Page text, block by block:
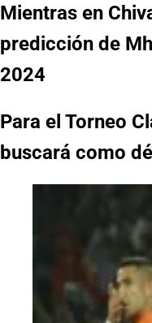
Mientras en
predicción de
2024
Para el Torneo
buscará como